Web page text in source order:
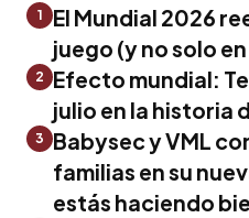
1
El Mundial 2026
juego (y no solo
2
Efecto mundial:
julio en la historia
3
Babysec y VML
familias en su
estás haciendo